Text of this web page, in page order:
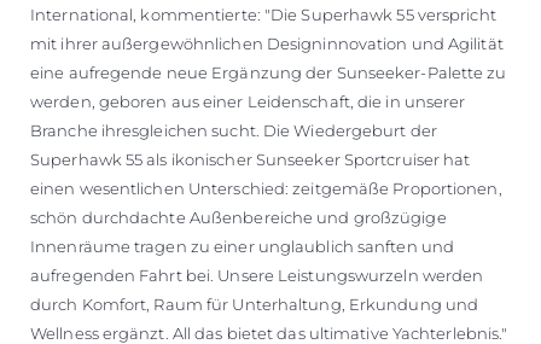
International, kommentierte: "Die Superhawk 55 verspricht
mit ihrer außergewöhnlichen Designinnovation und Agilität
eine aufregende neue Ergänzung der Sunseeker-Palette zu
werden, geboren aus einer Leidenschaft, die in unserer
Branche ihresgleichen sucht. Die Wiedergeburt der
Superhawk 55 als ikonischer Sunseeker Sportcruiser hat
einen wesentlichen Unterschied: zeitgemäße Proportionen,
schön durchdachte Außenbereiche und großzügige
Innenräume tragen zu einer unglaublich sanften und
aufregenden Fahrt bei. Unsere Leistungswurzeln werden
durch Komfort, Raum für Unterhaltung, Erkundung und
Wellness ergänzt. All das bietet das ultimative Yachterlebnis."